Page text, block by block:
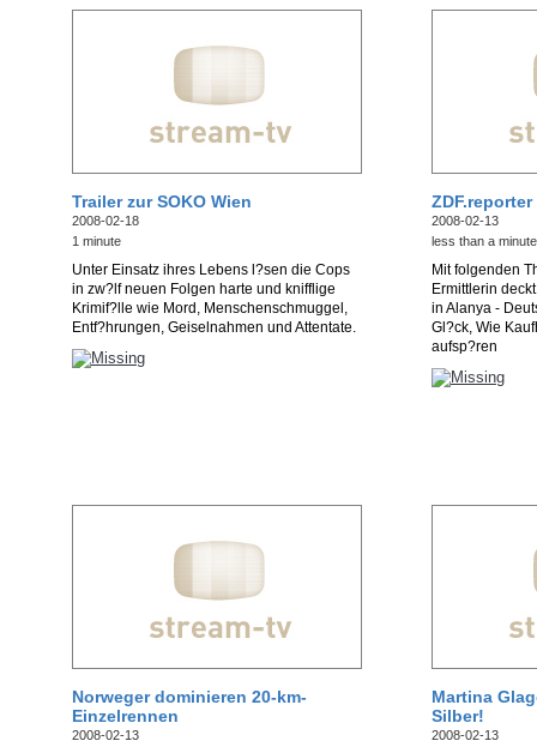
Trailer zur SOKO Wien
2008-02-18
1 minute
Unter Einsatz ihres Lebens l?sen die Cops
in zw?lf neuen Folgen harte und knifflige
Krimif?lle wie Mord, Menschenschmuggel,
Entf?hrungen, Geiselnahmen und Attentate.
ZDF.reporter
2008-02-13
less than a minute
Mit folgenden
Ermittlerin
in Alanya -
Gl?ck, Wie
aufsp?ren
Norweger dominieren 20-km-
Einzelrennen
2008-02-13
Martina
Silber!
2008-02-13